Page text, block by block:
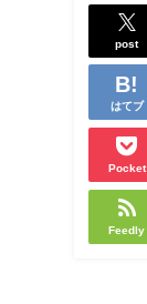
post
はてブ
Pocket
Feedly